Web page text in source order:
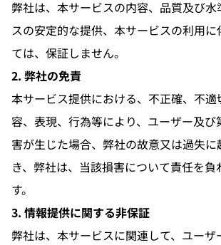
弊社は、本サービスの内容、品質及び
スの安定的な提供、本サービスの利用
ては、保証しません。
2. 弊社の免責
本サービス提供における、不正確、不
容、表現、行為等により、ユーザー及び
害が生じた場合、弊社の故意又は過失
き、弊社は、当該損害について責任を負
す。
3. 情報提供に関する非保証
弊社は、本サービスに関連して、ユーザ